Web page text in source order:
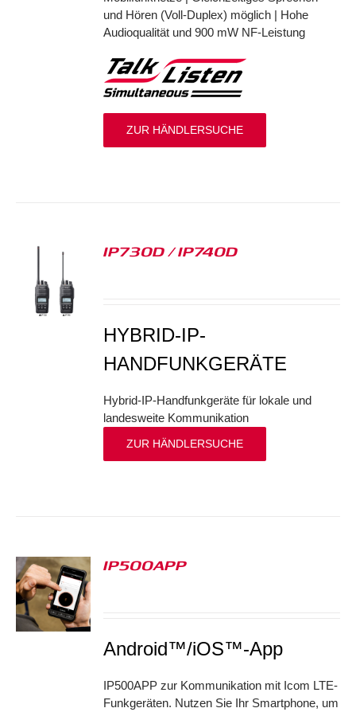
und Hören (Voll-Duplex) möglich | Hohe
Audioqualität und 900 mW NF-Leistung
ZUR HÄNDLERSUCHE
IP730D / IP740D
HYBRID-IP-
HANDFUNKGERÄTE
Hybrid-IP-Handfunkgeräte für lokale und
landesweite Kommunikation
ZUR HÄNDLERSUCHE
IP500APP
Android™/iOS™-App
IP500APP zur Kommunikation mit Icom LTE-
Funkgeräten. Nutzen Sie Ihr Smartphone, um